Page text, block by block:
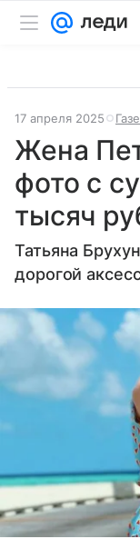
17 апреля 2025
Жена
фото с
тысяч
Татьяна
дорогой